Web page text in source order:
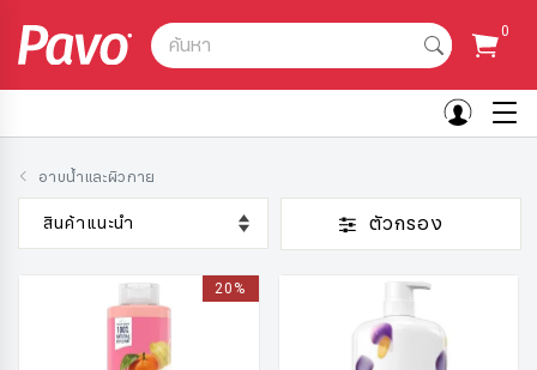
ค้นหา 0
อาบน้ำและผิวกาย
ตัวกรอง
20%